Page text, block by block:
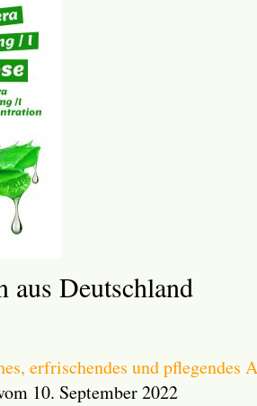
aus Deutschland
erfrischendes und pflegendes
10. September 2022